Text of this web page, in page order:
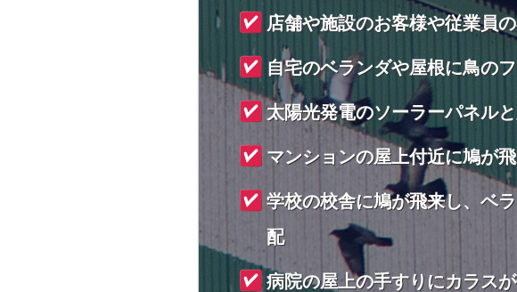
店舗や施設のお客様や従業員
自宅のベランダや屋根に鳥の
太陽光発電のソーラーパネル
マンションの屋上付近に鳩が
学校の校舎に鳩が飛来し、ベ
配
病院の屋上の手すりにカラス